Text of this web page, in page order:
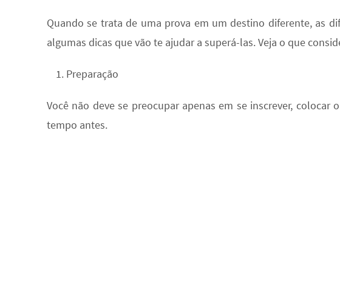
Quando se trata de uma prova em um destino diferente, as
algumas dicas que vão te ajudar a superá-las. Veja o que
Preparação
Você não deve se preocupar apenas em se inscrever, colocar
tempo antes.